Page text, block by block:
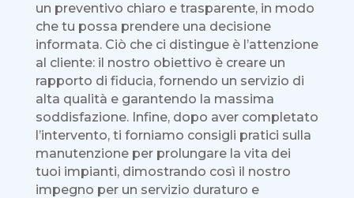
un preventivo chiaro e trasparente, in modo
che tu possa prendere una decisione
informata. Ciò che ci distingue è l’attenzione
al cliente: il nostro obiettivo è creare un
rapporto di fiducia, fornendo un servizio di
alta qualità e garantendo la massima
soddisfazione. Infine, dopo aver completato
l’intervento, ti forniamo consigli pratici sulla
manutenzione per prolungare la vita dei
tuoi impianti, dimostrando così il nostro
impegno per un servizio duraturo e